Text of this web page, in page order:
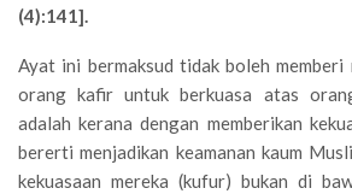
(4):141].
Ayat ini bermaksud tidak boleh
orang kafir untuk berkuasa atas
adalah kerana dengan memberikan
bererti menjadikan keamanan kaum
kekuasaan mereka (kufur) bukan di